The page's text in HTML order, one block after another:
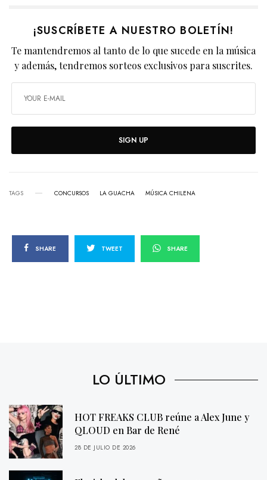
¡SUSCRÍBETE A NUESTRO BOLETÍN!
Te mantendremos al tanto de lo que sucede en la música
y además, tendremos sorteos exclusivos para suscrites.
SIGN UP
TAGS CONCURSOS LA GUACHA MÚSICA CHILENA
SHARE TWEET SHARE
LO ÚLTIMO
HOT FREAKS CLUB reúne a Alex June y
QLOUD en Bar de René
28 DE JULIO DE 2026